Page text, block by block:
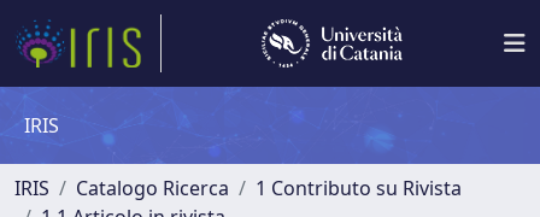
IRIS
IRIS Catalogo Ricerca
1 Contributo su Rivista